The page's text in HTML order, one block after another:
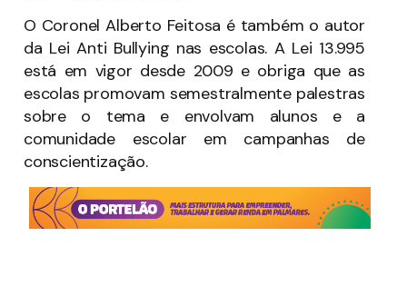
O Coronel Alberto Feitosa é também o autor
da Lei Anti Bullying nas escolas. A Lei 13.995
está em vigor desde 2009 e obriga que as
escolas promovam semestralmente palestras
sobre o tema e envolvam alunos e a
comunidade escolar em campanhas de
conscientização.